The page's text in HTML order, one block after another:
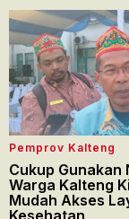
Pemprov Kalteng
Cukup Gunakan
Warga Kalteng
Mudah Akses
Kesehatan